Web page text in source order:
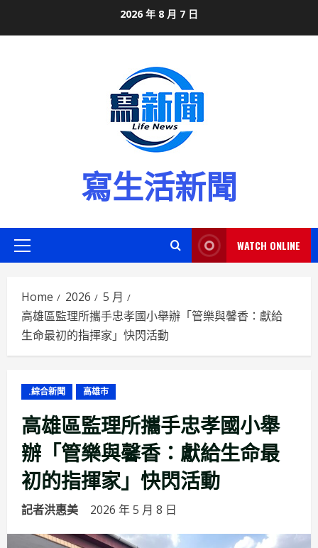
2026 年 8 月 7 日
寫生活新聞
Primary
WATCH ONLINE
Home 2026
5 月
高雄區監理所攜手忠孝國小舉辦「管樂與馨香：獻給
生命最初的指揮家」快閃活動
.綜合新聞 高雄市
高雄區監理所攜手忠孝國小舉
辦「管樂與馨香：獻給生命最
初的指揮家」快閃活動
記者洪惠美 2026 年 5 月 8 日